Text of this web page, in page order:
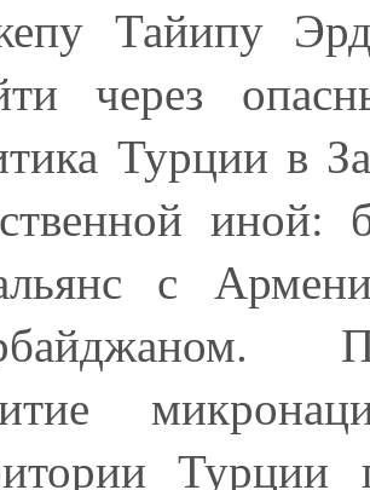
Тайипу
через
Турции в
иной:
с
Турции